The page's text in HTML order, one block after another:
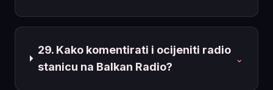
29. Kako komentirati i ocijeniti radio
stanicu na Balkan Radio?
⌄